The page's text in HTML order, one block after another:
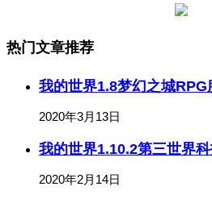
热门文章推荐
我的世界1.8梦幻之城RPG
2020年3月13日
我的世界1.10.2第三世界
2020年2月14日